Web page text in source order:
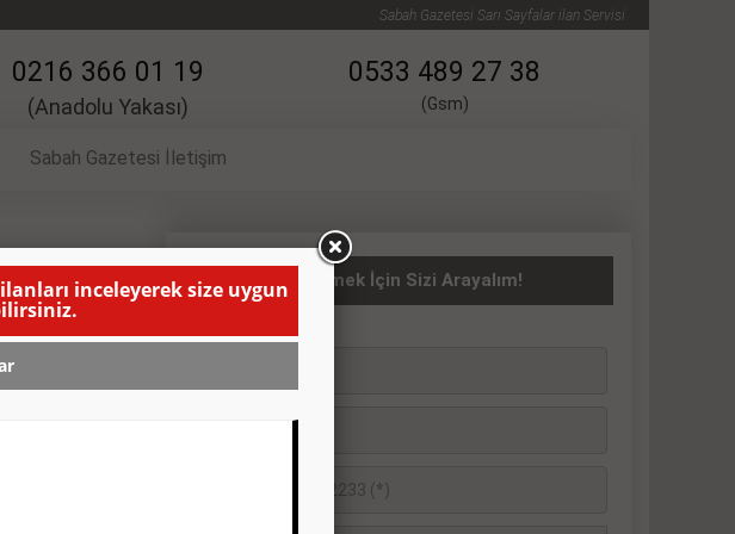
Sabah Gazetesi Sarı Sayfalar ilan Servisi
0216 366 01 19
(Anadolu Yakası)
0533 489 27 38
(Gsm)
Sabah Gazetesi İletişim
( BU İLANIN
VASITA İlanı Vermek İçin Sizi Arayalım!
inceleyerek size uygun